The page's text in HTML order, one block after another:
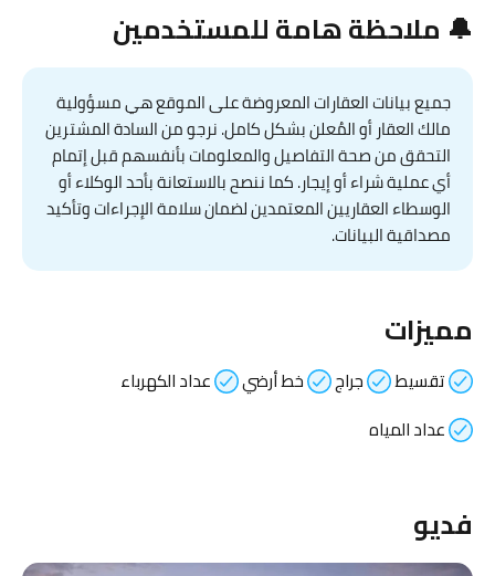
🔔 ملاحظة هامة للمستخدمين
جميع بيانات العقارات المعروضة على الموقع هي مسؤولية
مالك العقار أو المُعلن بشكل كامل. نرجو من السادة المشترين
التحقق من صحة التفاصيل والمعلومات بأنفسهم قبل إتمام
أي عملية شراء أو إيجار. كما ننصح بالاستعانة بأحد الوكلاء أو
الوسطاء العقاريين المعتمدين لضمان سلامة الإجراءات وتأكيد
مصداقية البيانات.
مميزات
تقسيط جراج خط أرضي
عداد الكهرباء
عداد المياه
فديو